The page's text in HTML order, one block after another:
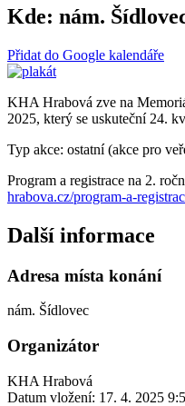
Kde: nám.
Přidat do Google kalendáře
KHA Hrabová zve na
2025, který se uskuteční 24.
Typ akce: ostatní (akce pro
Program a registrace na 2.
hrabova.cz/program-a-
Další informace
Adresa místa konání
nám. Šídlovec
Organizátor
KHA Hrabová
Datum vložení: 17. 4. 2025